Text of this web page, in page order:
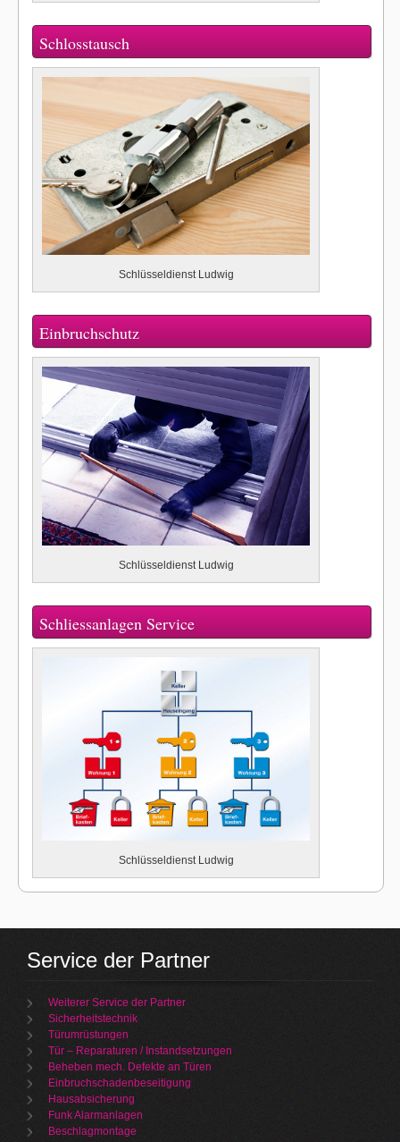
Schlosstausch
Schlüsseldienst Ludwig
Einbruchschutz
Schlüsseldienst Ludwig
Schliessanlagen Service
Schlüsseldienst Ludwig
Service der Partner
Weiterer Service der Partner
Sicherheitstechnik
Türumrüstungen
Tür – Reparaturen / Instandsetzungen
Beheben mech. Defekte an Türen
Einbruchschadenbeseitigung
Hausabsicherung
Funk Alarmanlagen
Beschlagmontage